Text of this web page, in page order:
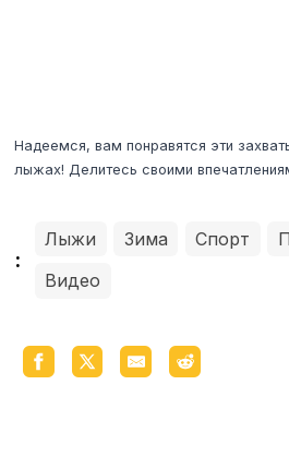
Надеемся, вам понравятся эти
лыжах! Делитесь своими
:
Лыжи Зима Спорт
Видео